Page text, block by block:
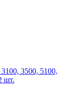
3500, 5100,
шт.